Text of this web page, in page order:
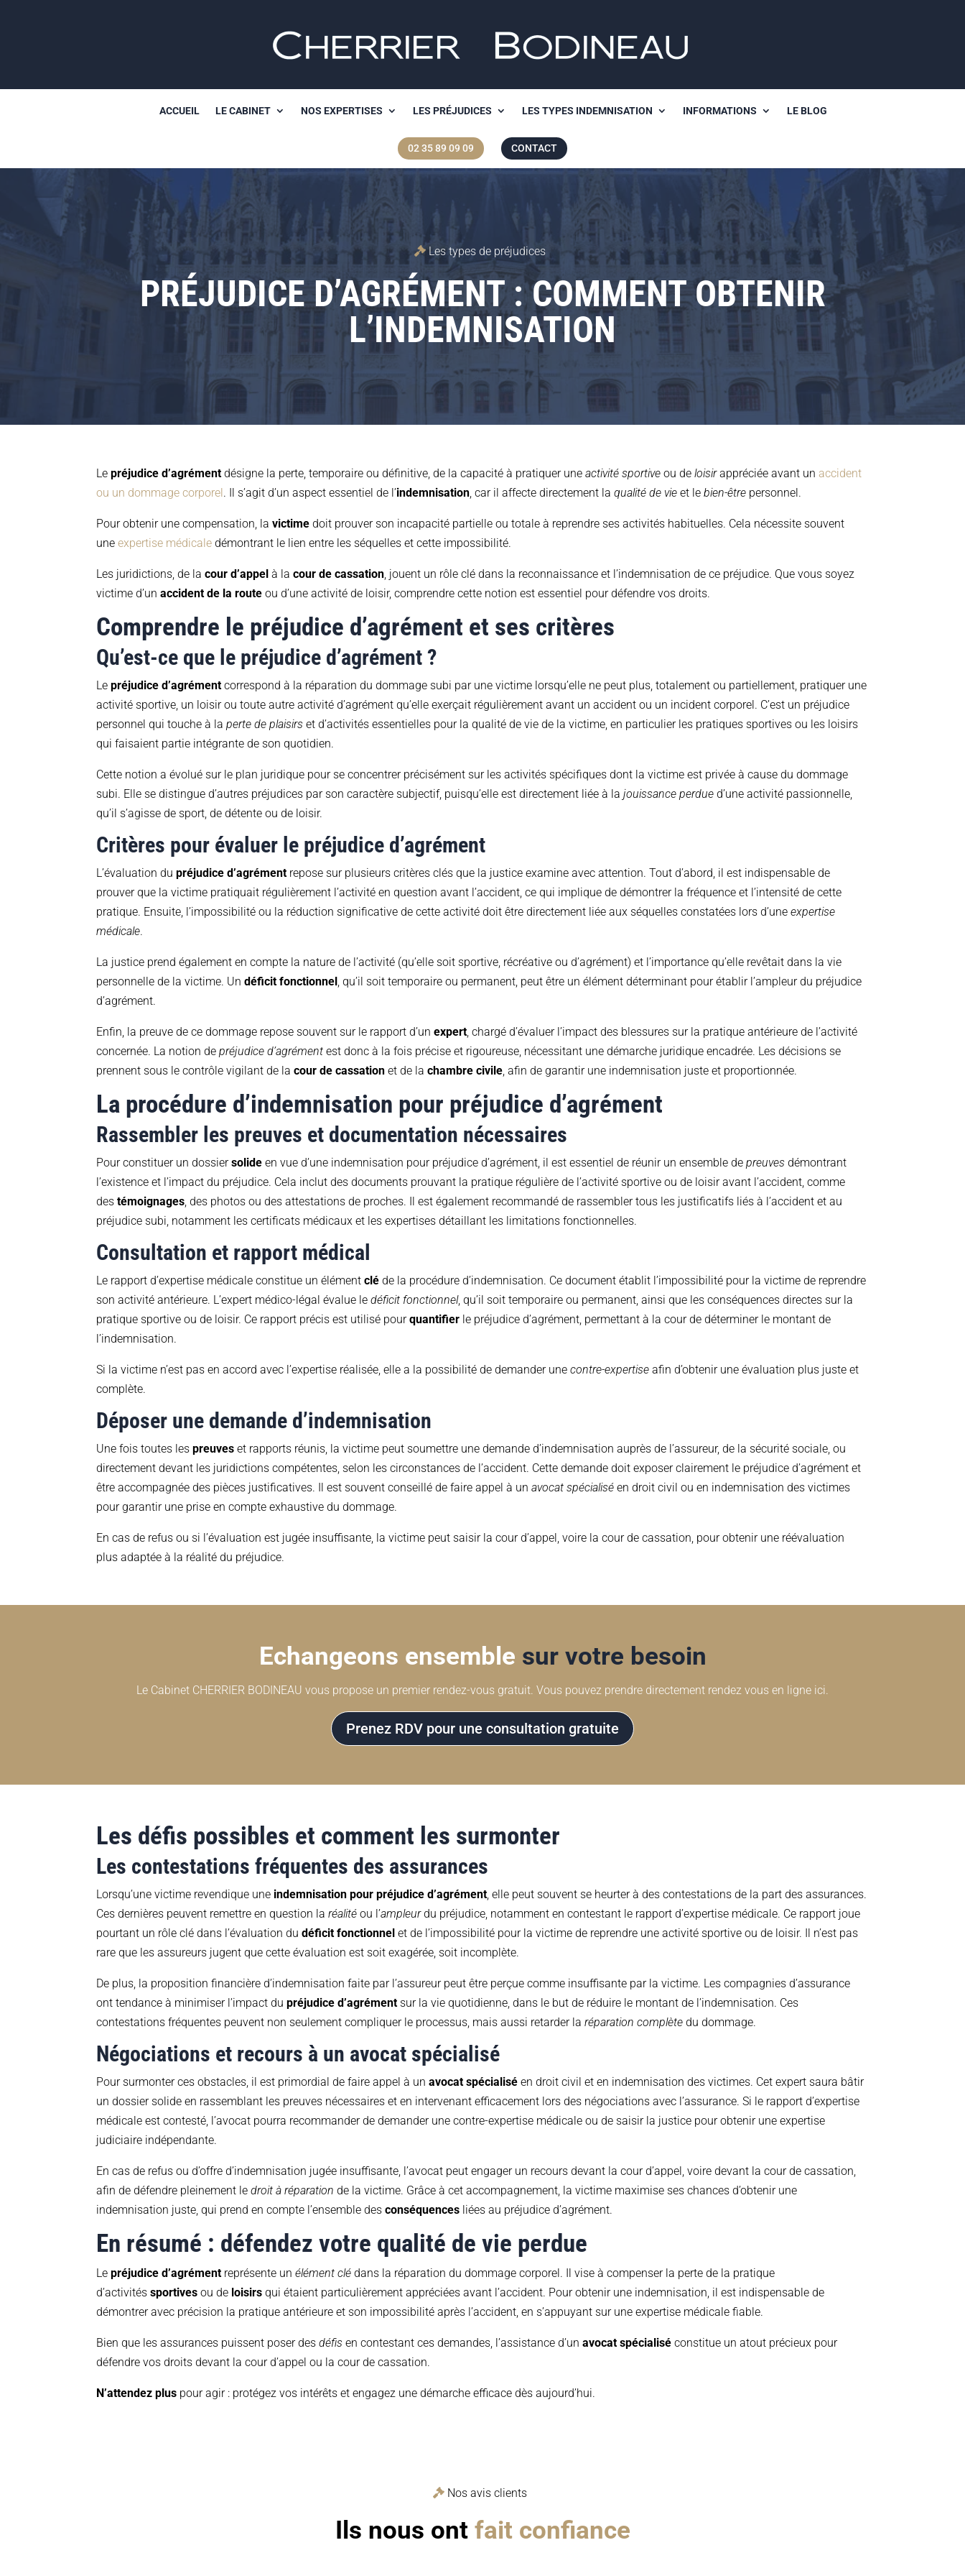
ACCUEIL LE CABINET NOS EXPERTISES LES PRÉJUDICES LES TYPES INDEMNISATION INFORMATIONS LE BLOG
02 35 89 09 09 CONTACT
Les types de préjudices
PRÉJUDICE D’AGRÉMENT : COMMENT OBTENIR
L’INDEMNISATION
Lepréjudice d’agrémentdésigne la perte, temporaire ou définitive, de la capacité à pratiquer uneactivité sportive ou deloisirappréciée avant unaccident
ou un dommage corporel. Il s’agit d’un aspect essentiel de l’indemnisation , car il affecte directement laqualité de vie et lebien-être personnel.
Pour obtenir une compensation, lavictime doit prouver son incapacité partielle ou totale à reprendre ses activités habituelles. Cela nécessite souvent
uneexpertise médicale démontrant le lien entre les séquelles et cette impossibilité.
Les juridictions, de lacour d’appel à lacour de cassation , jouent un rôle clé dans la reconnaissance et l’indemnisation de ce préjudice. Que vous soyez
victime d’unaccident de la route ou d’une activité de loisir, comprendre cette notion est essentiel pour défendre vos droits.
Comprendre le préjudice d’agrément et ses critères
Qu’est-ce que le préjudice d’agrément ?
Lepréjudice d’agrémentcorrespond à la réparation du dommage subi par une victime lorsqu’elle ne peut plus, totalement ou partiellement, pratiquer une
activité sportive, un loisir ou toute autre activité d’agrément qu’elle exerçait régulièrement avant un accident ou un incident corporel. C’est un préjudice
personnel qui touche à laperte de plaisirs et d’activités essentielles pour la qualité de vie de la victime, en particulier les pratiques sportives ou les loisirs
qui faisaient partie intégrante de son quotidien.
Cette notion a évolué sur le plan juridique pour se concentrer précisément sur les activités spécifiques dont la victime est privée à cause du dommage
subi. Elle se distingue d’autres préjudices par son caractère subjectif, puisqu’elle est directement liée à lajouissance perdue d’une activité passionnelle,
qu’il s’agisse de sport, de détente ou de loisir.
Critères pour évaluer le préjudice d’agrément
L’évaluation dupréjudice d’agrémentrepose sur plusieurs critères clés que la justice examine avec attention. Tout d’abord, il est indispensable de
prouver que la victime pratiquait régulièrement l’activité en question avant l’accident, ce qui implique de démontrer la fréquence et l’intensité de cette
pratique. Ensuite, l’impossibilité ou la réduction significative de cette activité doit être directement liée aux séquelles constatées lors d’uneexpertise
médicale.
La justice prend également en compte la nature de l’activité (qu’elle soit sportive, récréative ou d’agrément) et l’importance qu’elle revêtait dans la vie
personnelle de la victime. Undéficit fonctionnel , qu’il soit temporaire ou permanent, peut être un élément déterminant pour établir l’ampleur du préjudice
d’agrément.
Enfin, la preuve de ce dommage repose souvent sur le rapport d’unexpert, chargé d’évaluer l’impact des blessures sur la pratique antérieure de l’activité
concernée. La notion depréjudice d’agrément est donc à la fois précise et rigoureuse, nécessitant une démarche juridique encadrée. Les décisions se
prennent sous le contrôle vigilant de lacour de cassation et de lachambre civile , afin de garantir une indemnisation juste et proportionnée.
La procédure d’indemnisation pour préjudice d’agrément
Rassembler les preuves et documentation nécessaires
Pour constituer un dossiersolide en vue d’une indemnisation pour préjudice d’agrément, il est essentiel de réunir un ensemble depreuves démontrant
l’existence et l’impact du préjudice. Cela inclut des documents prouvant la pratique régulière de l’activité sportive ou de loisir avant l’accident, comme
destémoignages , des photos ou des attestations de proches. Il est également recommandé de rassembler tous les justificatifs liés à l’accident et au
préjudice subi, notamment les certificats médicaux et les expertises détaillant les limitations fonctionnelles.
Consultation et rapport médical
Le rapport d’expertise médicale constitue un élémentclé de la procédure d’indemnisation. Ce document établit l’impossibilité pour la victime de reprendre
son activité antérieure. L’expert médico-légal évalue ledéficit fonctionnel, qu’il soit temporaire ou permanent, ainsi que les conséquences directes sur la
pratique sportive ou de loisir. Ce rapport précis est utilisé pourquantifier le préjudice d’agrément, permettant à la cour de déterminer le montant de
l’indemnisation.
Si la victime n’est pas en accord avec l’expertise réalisée, elle a la possibilité de demander unecontre-expertise afin d’obtenir une évaluation plus juste et
complète.
Déposer une demande d’indemnisation
Une fois toutes lespreuves et rapports réunis, la victime peut soumettre une demande d’indemnisation auprès de l’assureur, de la sécurité sociale, ou
directement devant les juridictions compétentes, selon les circonstances de l’accident. Cette demande doit exposer clairement le préjudice d’agrément et
être accompagnée des pièces justificatives. Il est souvent conseillé de faire appel à unavocat spécialisé en droit civil ou en indemnisation des victimes
pour garantir une prise en compte exhaustive du dommage.
En cas de refus ou si l’évaluation est jugée insuffisante, la victime peut saisir la cour d’appel, voire la cour de cassation, pour obtenir une réévaluation
plus adaptée à la réalité du préjudice.
Echangeons ensemble sur votre besoin
Le Cabinet CHERRIER BODINEAU vous propose un premier rendez-vous gratuit. Vous pouvez prendre directement rendez vous en ligne ici.
Prenez RDV pour une consultation gratuite
Les défis possibles et comment les surmonter
Les contestations fréquentes des assurances
Lorsqu’une victime revendique une indemnisation pour préjudice d’agrément, elle peut souvent se heurter à des contestations de la part des assurances.
Ces dernières peuvent remettre en question laréalité ou l’ampleurdu préjudice, notamment en contestant le rapport d’expertise médicale. Ce rapport joue
pourtant un rôle clé dans l’évaluation dudéficit fonctionnel et de l’impossibilité pour la victime de reprendre une activité sportive ou de loisir. Il n’est pas
rare que les assureurs jugent que cette évaluation est soit exagérée, soit incomplète.
De plus, la proposition financière d’indemnisation faite par l’assureur peut être perçue comme insuffisante par la victime. Les compagnies d’assurance
ont tendance à minimiser l’impact dupréjudice d’agrémentsur la vie quotidienne, dans le but de réduire le montant de l’indemnisation. Ces
contestations fréquentes peuvent non seulement compliquer le processus, mais aussi retarder laréparation complète du dommage.
Négociations et recours à un avocat spécialisé
Pour surmonter ces obstacles, il est primordial de faire appel à unavocat spécialisé en droit civil et en indemnisation des victimes. Cet expert saura bâtir
un dossier solide en rassemblant les preuves nécessaires et en intervenant efficacement lors des négociations avec l’assurance. Si le rapport d’expertise
médicale est contesté, l’avocat pourra recommander de demander une contre-expertise médicale ou de saisir la justice pour obtenir une expertise
judiciaire indépendante.
En cas de refus ou d’offre d’indemnisation jugée insuffisante, l’avocat peut engager un recours devant la cour d’appel, voire devant la cour de cassation,
afin de défendre pleinement ledroit à réparation de la victime. Grâce à cet accompagnement, la victime maximise ses chances d’obtenir une
indemnisation juste, qui prend en compte l’ensemble desconséquences liées au préjudice d’agrément.
En résumé : défendez votre qualité de vie perdue
Lepréjudice d’agrémentreprésente unélément clé dans la réparation du dommage corporel. Il vise à compenser la perte de la pratique
d’activitéssportives ou de loisirs qui étaient particulièrement appréciées avant l’accident. Pour obtenir une indemnisation, il est indispensable de
démontrer avec précision la pratique antérieure et son impossibilité après l’accident, en s’appuyant sur une expertise médicale fiable.
Bien que les assurances puissent poser desdéfis en contestant ces demandes, l’assistance d’unavocat spécialisé constitue un atout précieux pour
défendre vos droits devant la cour d’appel ou la cour de cassation.
N’attendez plus pour agir : protégez vos intérêts et engagez une démarche efficace dès aujourd’hui.
Nos avis clients
Ils nous ont fait confiance